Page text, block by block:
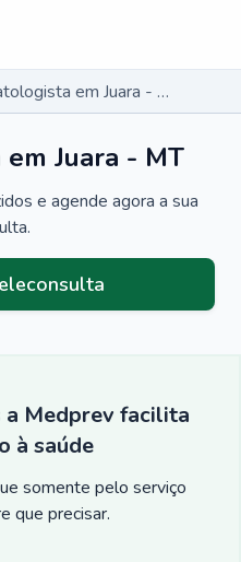
Dermatologista em Juara - MT
Juara - MT
e agende agora a sua
a Medprev facilita
à saúde
somente pelo serviço
que precisar.